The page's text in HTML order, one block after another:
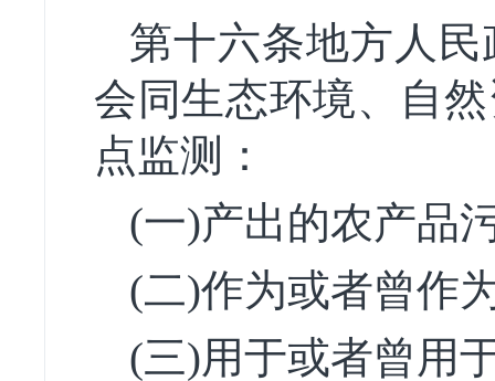
第十六条地方人
会同生态环境、自
点监测：
(一)产出的农产品
(二)作为或者曾作
(三)用于或者曾用